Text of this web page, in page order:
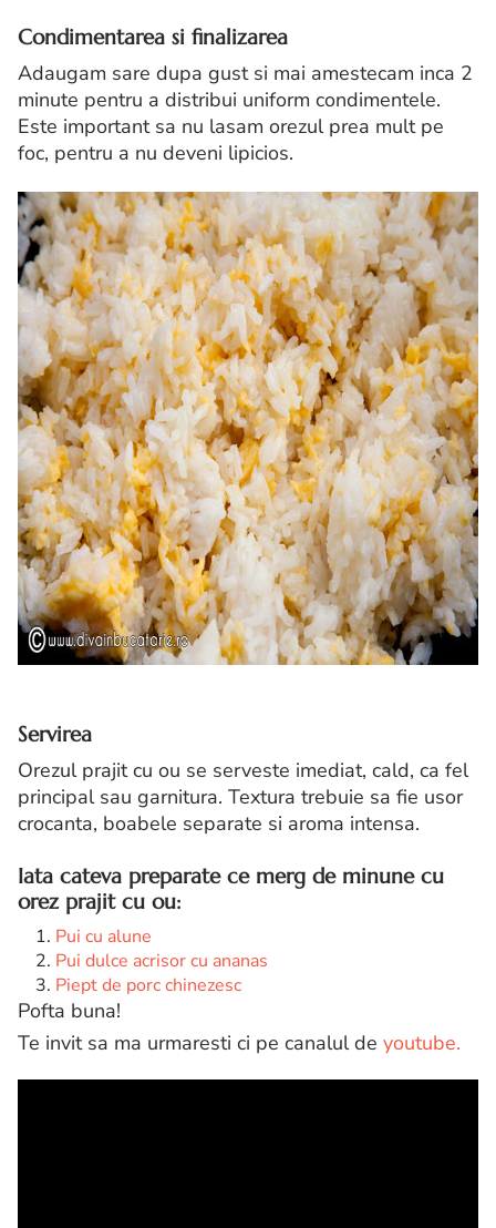
Condimentarea si finalizarea
Adaugam sare dupa gust si mai amestecam inca 2
minute pentru a distribui uniform condimentele.
Este important sa nu lasam orezul prea mult pe
foc, pentru a nu deveni lipicios.
Servirea
Orezul prajit cu ou se serveste imediat, cald, ca fel
principal sau garnitura. Textura trebuie sa fie usor
crocanta, boabele separate si aroma intensa.
Iata cateva preparate ce merg de minune cu
orez prajit cu ou:
Pui cu alune
Pui dulce acrisor cu ananas
Piept de porc chinezesc
Pofta buna!
Te invit sa ma urmaresti ci pe canalul de youtube.